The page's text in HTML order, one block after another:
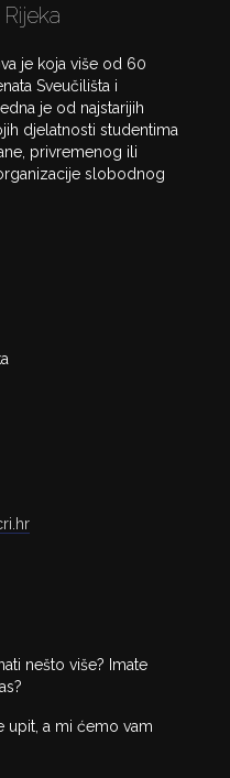
je koja više od 60
Sveučilišta i
je od najstarijih
djelatnosti studentima
privremenog ili
slobodnog
nešto više? Imate
upit, a mi ćemo vam